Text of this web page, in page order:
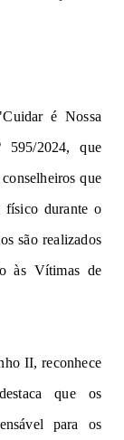
Cuidar é Nossa
595/2024, que
que
físico durante o
são realizados
às Vítimas de
II,reconhece
estaca queos
sável para os